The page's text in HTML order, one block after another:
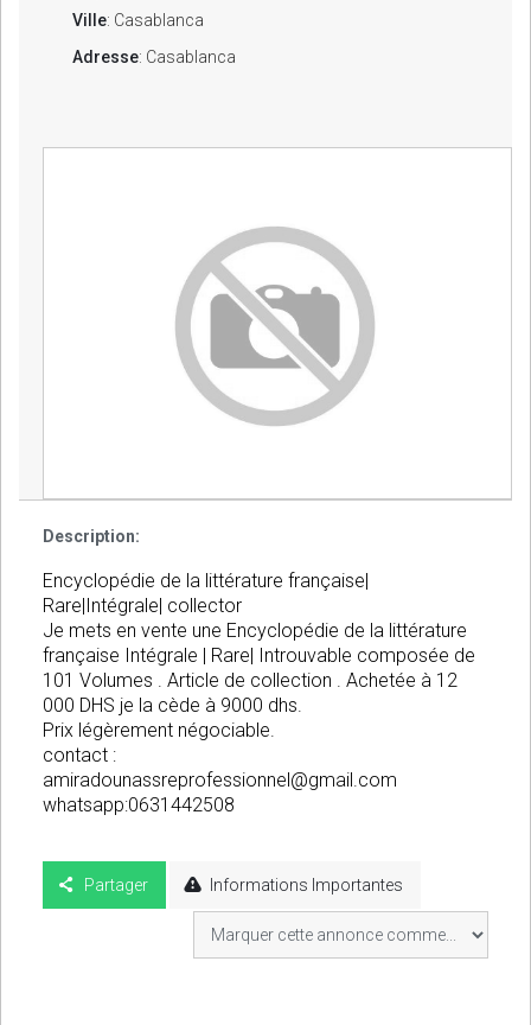
Ville: Casablanca
Adresse: Casablanca
Description:
Encyclopédie de la littérature française|
Rare|Intégrale| collector
Je mets en vente une Encyclopédie de la littérature
française Intégrale | Rare| Introuvable composée de
101 Volumes . Article de collection . Achetée à 12
000 DHS je la cède à 9000 dhs.
Prix légèrement négociable.
contact :
amiradounassreprofessionnel@gmail.com
whatsapp:0631442508
Partager Informations Importantes